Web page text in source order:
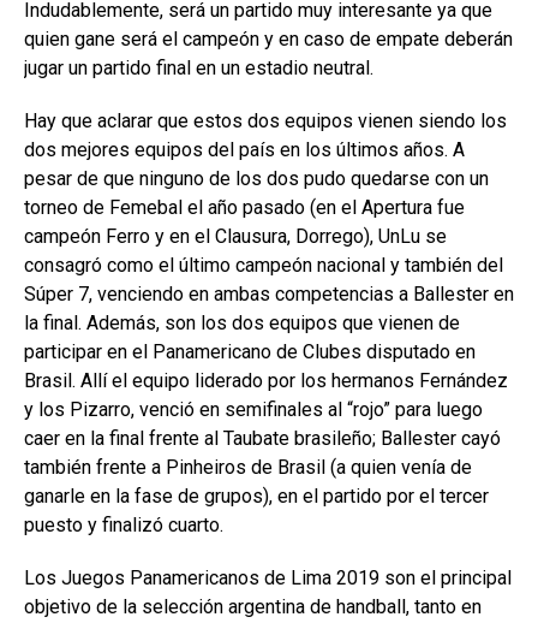
Indudablemente, será un partido muy interesante ya que
quien gane será el campeón y en caso de empate deberán
jugar un partido final en un estadio neutral.
Hay que aclarar que estos dos equipos vienen siendo los
dos mejores equipos del país en los últimos años. A
pesar de que ninguno de los dos pudo quedarse con un
torneo de Femebal el año pasado (en el Apertura fue
campeón Ferro y en el Clausura, Dorrego), UnLu se
consagró como el último campeón nacional y también del
Súper 7, venciendo en ambas competencias a Ballester en
la final. Además, son los dos equipos que vienen de
participar en el Panamericano de Clubes disputado en
Brasil. Allí el equipo liderado por los hermanos Fernández
y los Pizarro, venció en semifinales al “rojo” para luego
caer en la final frente al Taubate brasileño; Ballester cayó
también frente a Pinheiros de Brasil (a quien venía de
ganarle en la fase de grupos), en el partido por el tercer
puesto y finalizó cuarto.
Los Juegos Panamericanos de Lima 2019 son el principal
objetivo de la selección argentina de handball, tanto en